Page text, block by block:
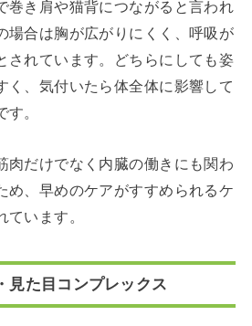
巻き肩や猫背につながると言われ
場合は胸が広がりにくく、呼吸が
されています。どちらにしても姿
く、気付いたら体全体に影響して
。
肉だけでなく内臓の働きにも関わ
め、早めのケアがすすめられるケ
います。
た目コンプレックス